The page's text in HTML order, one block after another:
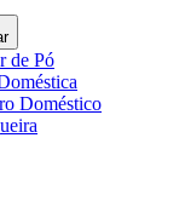
de Pó
Doméstico